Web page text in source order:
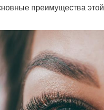
преимущества этой